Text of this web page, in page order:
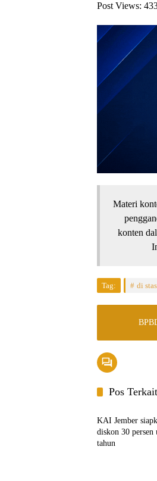
Post Views:
Materi
konten
Tag: di
Pos Terkait
Ekbis
KAI Jember
diskon 30
tahun